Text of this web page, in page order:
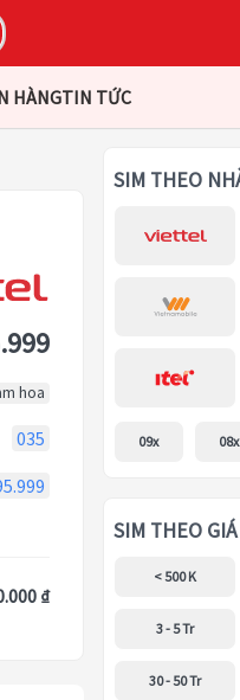
HÀNGTIN TỨC
hoa
035
₫
SIM THEO
09x 08x
SIM THEO GIÁ
< 500 K
3 - 5 Tr
30 - 50 Tr